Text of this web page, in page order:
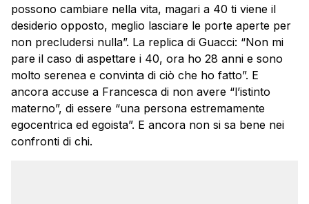
possono cambiare nella vita, magari a 40 ti viene il
desiderio opposto, meglio lasciare le porte aperte per
non precludersi nulla”. La replica di Guacci: “Non mi
pare il caso di aspettare i 40, ora ho 28 anni e sono
molto serenea e convinta di ciò che ho fatto”. E
ancora accuse a Francesca di non avere “l’istinto
materno”, di essere “una persona estremamente
egocentrica ed egoista”. E ancora non si sa bene nei
confronti di chi.